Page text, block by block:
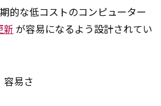
的な低コストのコンピューター
新 が容易になるよう設計されてい
容易さ